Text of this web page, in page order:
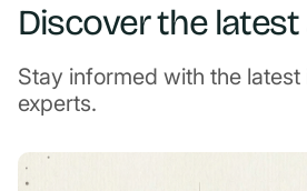
Discover the
Stay informed with the
experts.